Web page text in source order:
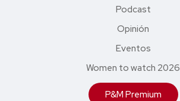
Podcast
Opinión
Eventos
Women to watch 2026
P&M Premium